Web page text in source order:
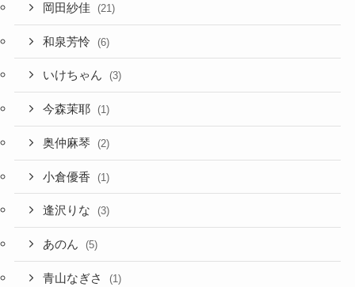
岡田紗佳 (21)
和泉芳怜 (6)
いけちゃん (3)
今森茉耶 (1)
奥仲麻琴 (2)
小倉優香 (1)
逢沢りな (3)
あのん (5)
青山なぎさ (1)